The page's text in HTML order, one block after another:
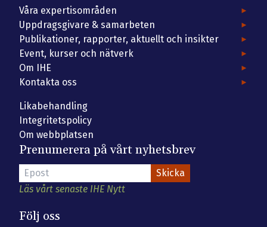
Våra expertisområden
Uppdragsgivare & samarbeten
Publikationer, rapporter, aktuellt och insikter
Event, kurser och nätverk
Om IHE
Kontakta oss
Likabehandling
Integritetspolicy
Om webbplatsen
Prenumerera på vårt nyhetsbrev
Läs vårt senaste IHE Nytt
Följ oss